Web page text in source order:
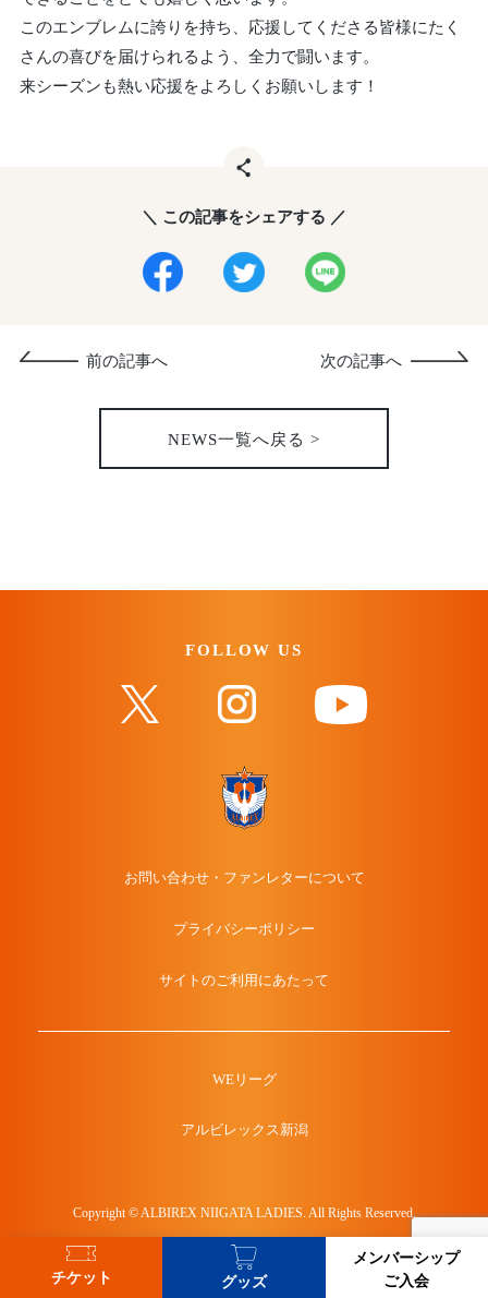
チケット グッズ
メンバーシップ
ご入会
このエンブレムに誇りを持ち、応援してくださる皆様にたく
さんの喜びを届けられるよう、全力で闘います。
来シーズンも熱い応援をよろしくお願いします！
＼ この記事をシェアする ／
NEWS一覧へ戻る >
前の記事へ 次の記事へ
FOLLOW US
お問い合わせ・ファンレターについて
プライバシーポリシー
サイトのご利用にあたって
WEリーグ
アルビレックス新潟
Copyright © ALBIREX NIIGATA LADIES. All Rights Reserved.